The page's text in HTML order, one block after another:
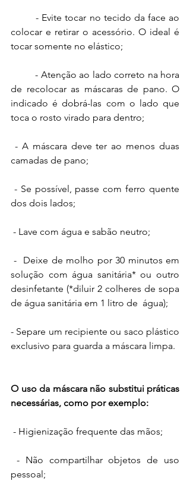
colocar e retirar o acessório. O ideal é
tocar somente no elástico;
de recolocar as máscaras de pano. O
indicado é dobrá-las com o lado que
toca o rosto virado para dentro;
- A máscara deve ter ao menos duas
camadas de pano;
- Se possível, passe com ferro quente
dos dois lados;
- Lave com água e sabão neutro;
-  Deixe de molho por 30 minutos em
solução com água sanitária* ou outro
desinfetante (*diluir 2 colheres de sopa
de água sanitária em 1 litro de  água);
- Separe um recipiente ou saco plástico
exclusivo para guarda a máscara limpa.
O uso da máscara não substitui práticas
necessárias, como por exemplo:
- Higienização frequente das mãos;
- Não compartilhar objetos de uso
pessoal;